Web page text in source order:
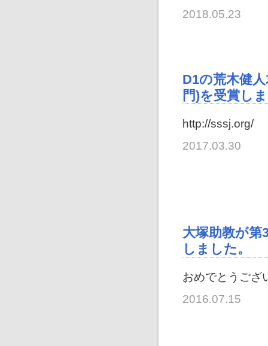
2018.05.23
D1の荒木健
門)を受賞し
http://sssj.org/
2017.03.30
大塚助教が第
しました。
おめでとうござ
2016.07.15